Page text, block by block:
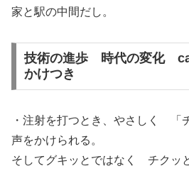
家と駅の中間だし。
技術の進歩 時代の変化
かけつき
・注射を打つとき、やさしく 「
声をかけられる。
そしてグキッとではなく チクッ